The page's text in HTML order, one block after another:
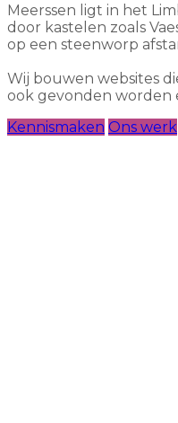
Meerssen ligt in het
door kastelen zoals
op een steenworp
Wij bouwen websites
ook gevonden worden
Kennismaken Ons werk